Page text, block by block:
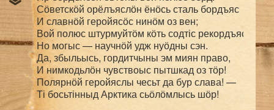
Сӧветскӧй орёлъяслӧн ёнӧсь сталь бордъяс
И славнӧй геройясӧс нинӧм оз вен;
Вой полюс штурмуйтӧм кӧть содтіс рекордъяс,
Но могыс — научнӧй удж нуӧдны сэн.
Да, збыльысь, гордитчыны эм миян право,
И нимкодьлӧн чувствоыс пытшкад оз тӧр!
Полярнӧй геройяслы чесьт да бур слава! —